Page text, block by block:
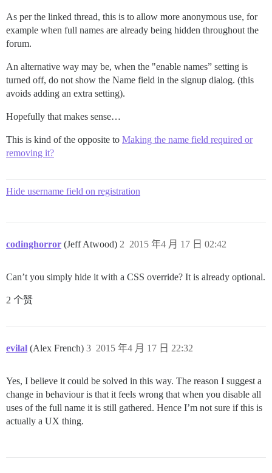
As per the linked thread, this is to allow more anonymous use, for
example when full names are already being hidden throughout the
forum.
An alternative way may be, when the "enable names” setting is
turned off, do not show the Name field in the signup dialog. (this
avoids adding an extra setting).
Hopefully that makes sense…
This is kind of the opposite to Making the name field required or
removing it?
Hide username field on registration
codinghorror (Jeff Atwood) 2015 年4 月 17 日 02:42
2
Can’t you simply hide it with a CSS override? It is already optional.
2 个赞
evilal (Alex French) 2015 年4 月 17 日 22:32
3
Yes, I believe it could be solved in this way. The reason I suggest a
change in behaviour is that it feels wrong that when you disable all
uses of the full name it is still gathered. Hence I’m not sure if this is
actually a UX thing.